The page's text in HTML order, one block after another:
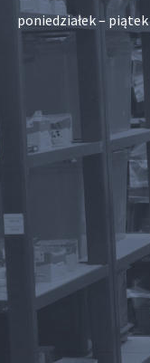
poniedziałek – piątek